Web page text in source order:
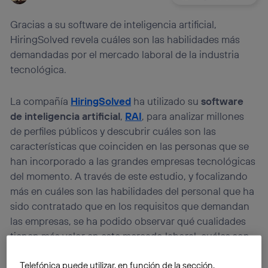
Gracias a su software de inteligencia artificial,
HiringSolved revela cuáles son las habilidades más
demandadas por el mercado laboral de la industria
tecnológica.
La compañía HiringSolved ha utilizado susoftware
de inteligencia artificial, RAI, para analizar millones
de perfiles públicos y descubrir cuáles son las
características que coinciden en las personas que se
han incorporado a las grandes empresas tecnológicas
del momento. A través de este estudio, y focalizando
más en cuáles son las habilidades del personal que ha
sido contratado que en los requisitos que demandan
las empresas, se ha podido observar qué cualidades
tienen más valor en este mercado laboral, cuáles son
Telefónica puede utilizar, en función de la sección,